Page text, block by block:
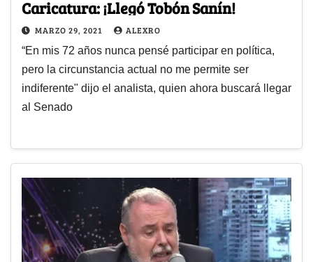
Caricatura: ¡Llegó Tobón Sanín!
MARZO 29, 2021 ALEXRO
“En mis 72 años nunca pensé participar en política,
pero la circunstancia actual no me permite ser
indiferente" dijo el analista, quien ahora buscará llegar
al Senado